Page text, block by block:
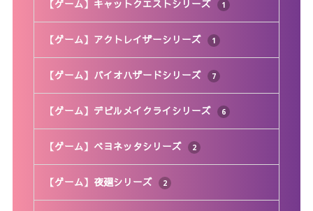
【ゲーム】キャットクエストシリーズ 1
【ゲーム】アクトレイザーシリーズ 1
【ゲーム】バイオハザードシリーズ 7
【ゲーム】デビルメイクライシリーズ 6
【ゲーム】ベヨネッタシリーズ 2
【ゲーム】夜廻シリーズ 2